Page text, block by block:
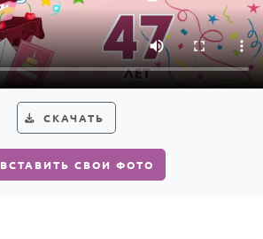
СКАЧАТЬ
ВСТАВИТЬ СВОИ ФОТО